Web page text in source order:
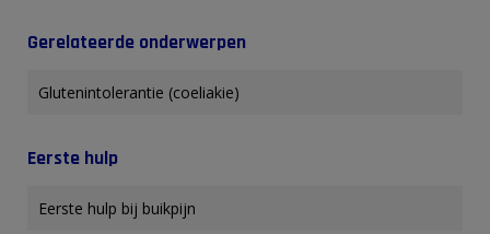
Gerelateerde onderwerpen
Glutenintolerantie (coeliakie)
Eerste hulp
Eerste hulp bij buikpijn